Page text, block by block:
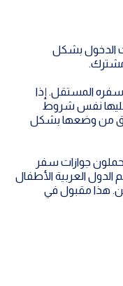
الدخول بشكل
مشترك.
المستقل. إذا
نفس شروط
من وضعها بشكل
جوازات سفر
العربية الأطفال
هذا مقبول في